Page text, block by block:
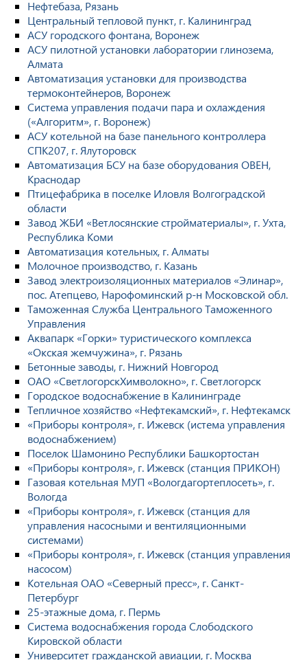
Нефтебаза, Рязань
Центральный тепловой пункт, г. Калининград
АСУ городского фонтана, Воронеж
АСУ пилотной установки лаборатории глинозема,
Алмата
Автоматизация установки для производства
термоконтейнеров, Воронеж
Система управления подачи пара и охлаждения
(«Алгоритм», г. Воронеж)
АСУ котельной на базе панельного контроллера
СПК207, г. Ялуторовск
Автоматизация БСУ на базе оборудования ОВЕН,
Краснодар
Птицефабрика в поселке Иловля Волгоградской
области
Завод ЖБИ «Ветлосянские стройматериалы», г. Ухта,
Республика Коми
Автоматизация котельных, г. Алматы
Молочное производство, г. Казань
Завод электроизоляционных материалов «Элинар»,
пос. Атепцево, Нарофоминский р-н Московской обл.
Таможенная Служба Центрального Таможенного
Управления
Аквапарк «Горки» туристического комплекса
«Окская жемчужина», г. Рязань
Бетонные заводы, г. Нижний Новгород
ОАО «СветлогорскХимволокно», г. Светлогорск
Городское водоснабжение в Калининграде
Тепличное хозяйство «Нефтекамский», г. Нефтекамск
«Приборы контроля», г. Ижевск (истема управления
водоснабжением)
Поселок Шамонино Республики Башкортостан
«Приборы контроля», г. Ижевск (станция ПРИКОН)
Газовая котельная МУП «Вологдагортеплосеть», г.
Вологда
«Приборы контроля», г. Ижевск (станция для
управления насосными и вентиляционными
системами)
«Приборы контроля», г. Ижевск (станция управления
насосом)
Котельная ОАО «Северный пресс», г. Санкт-
Петербург
25-этажные дома, г. Пермь
Система водоснабжения города Слободского
Кировской области
Университет гражданской авиации, г. Москва